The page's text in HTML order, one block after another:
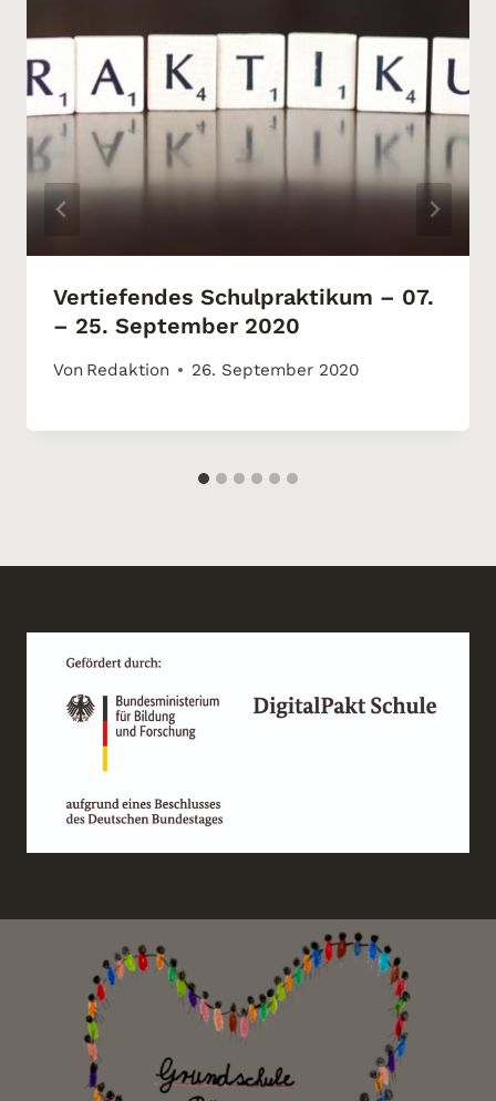
Vertiefendes Schulpraktikum – 07.
– 25. September 2020
Von Redaktion 26. September 2020